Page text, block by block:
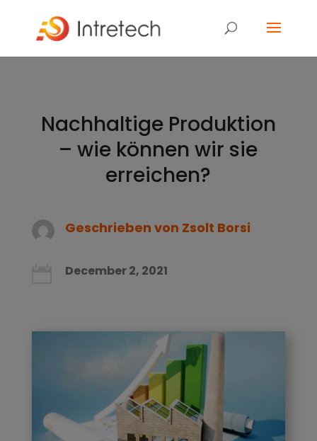
Nachhaltige Produktion
– wie können wir sie
erreichen?
Geschrieben von Zsolt Borsi
December 2, 2021